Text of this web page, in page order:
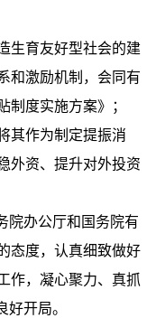
生育友好型社会的建
和激励机制，会同有
制度实施方案》；
其作为制定提振消
外资、提升对外投资
院办公厅和国务院有
态度，认真细致做好
作，凝心聚力、真抓
好开局。